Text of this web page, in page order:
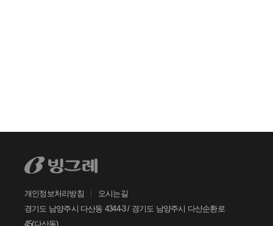
겠습니다.
1:1 문의하기
개인정보처리방침
오시는길
경기도 남양주시 다산동 4344-3 / 경기도 남양주시 다산순환로
45(다산동)